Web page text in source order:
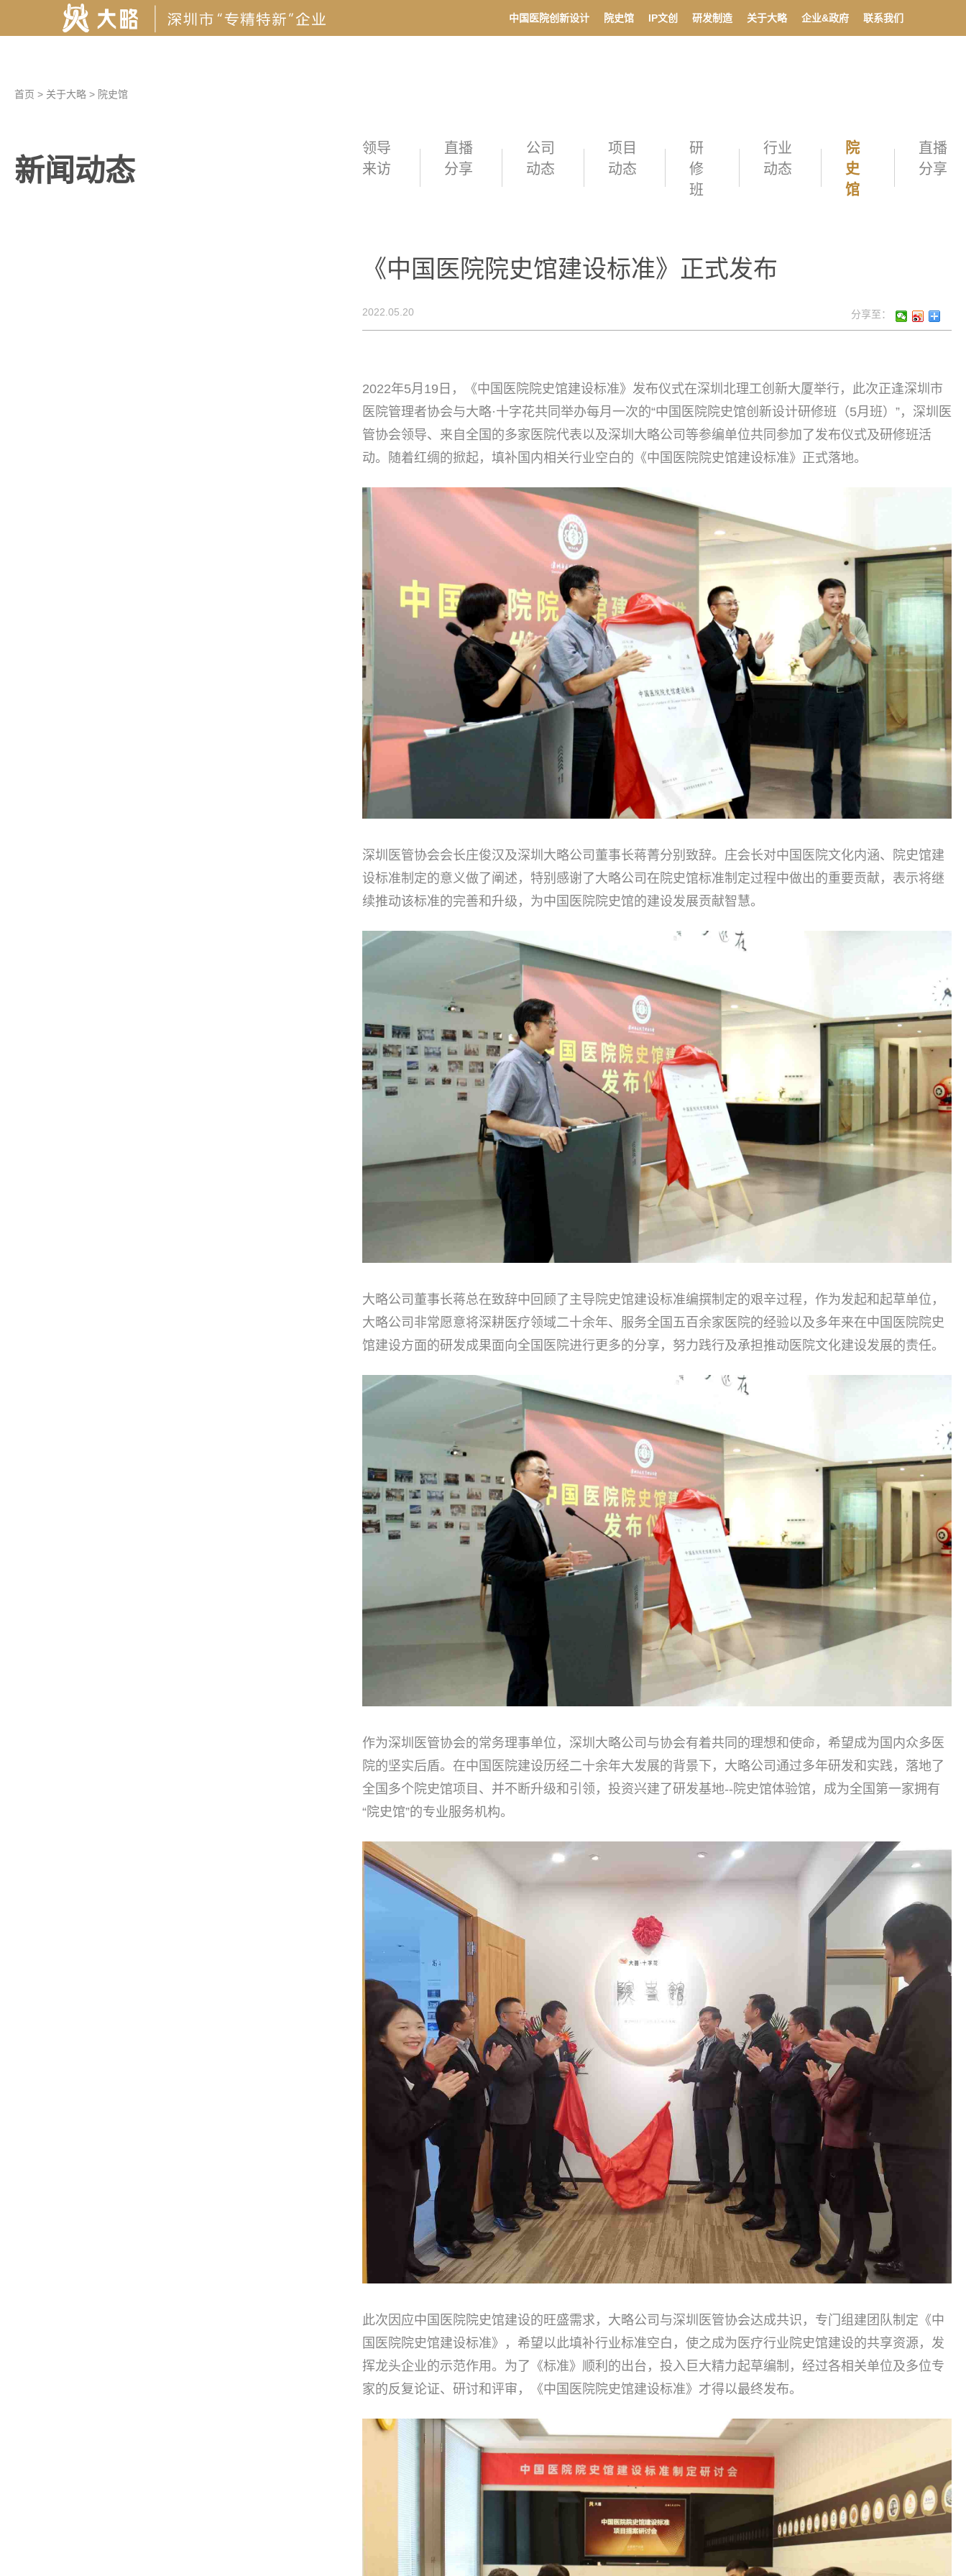
中国医院创新设计 院史馆 IP文创 研发制造 关于大略 企业&政府 联系我们
首页 > 关于大略 > 院史馆
新闻动态
领导
来访
直播
分享
公司
动态
项目
动态
研
修
班
行业
动态
院
史
馆
直播
分享
《中国医院院史馆建设标准》正式发布
2022.05.20 分享至：
2022年5月19日，《中国医院院史馆建设标准》发布仪式在深圳北理工创新大厦举行，此次正逢深圳市
医院管理者协会与大略·十字花共同举办每月一次的“中国医院院史馆创新设计研修班（5月班）”，深圳医
管协会领导、来自全国的多家医院代表以及深圳大略公司等参编单位共同参加了发布仪式及研修班活
动。随着红绸的掀起，填补国内相关行业空白的《中国医院院史馆建设标准》正式落地。
深圳医管协会会长庄俊汉及深圳大略公司董事长蒋菁分别致辞。庄会长对中国医院文化内涵、院史馆建
设标准制定的意义做了阐述，特别感谢了大略公司在院史馆标准制定过程中做出的重要贡献，表示将继
续推动该标准的完善和升级，为中国医院院史馆的建设发展贡献智慧。
大略公司董事长蒋总在致辞中回顾了主导院史馆建设标准编撰制定的艰辛过程，作为发起和起草单位，
大略公司非常愿意将深耕医疗领域二十余年、服务全国五百余家医院的经验以及多年来在中国医院院史
馆建设方面的研发成果面向全国医院进行更多的分享，努力践行及承担推动医院文化建设发展的责任。
作为深圳医管协会的常务理事单位，深圳大略公司与协会有着共同的理想和使命，希望成为国内众多医
院的坚实后盾。在中国医院建设历经二十余年大发展的背景下，大略公司通过多年研发和实践，落地了
全国多个院史馆项目、并不断升级和引领，投资兴建了研发基地--院史馆体验馆，成为全国第一家拥有
“院史馆”的专业服务机构。
此次因应中国医院院史馆建设的旺盛需求，大略公司与深圳医管协会达成共识，专门组建团队制定《中
国医院院史馆建设标准》，希望以此填补行业标准空白，使之成为医疗行业院史馆建设的共享资源，发
挥龙头企业的示范作用。为了《标准》顺利的出台，投入巨大精力起草编制，经过各相关单位及多位专
家的反复论证、研讨和评审，《中国医院院史馆建设标准》才得以最终发布。